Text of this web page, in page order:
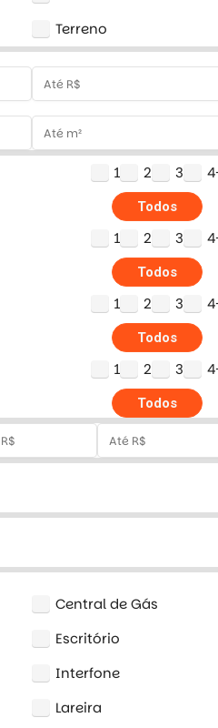
Terreno
1 2 3
Todos
1 2 3
Todos
1 2 3
Todos
1 2 3
Todos
Central de Gás
Escritório
Interfone
Lareira